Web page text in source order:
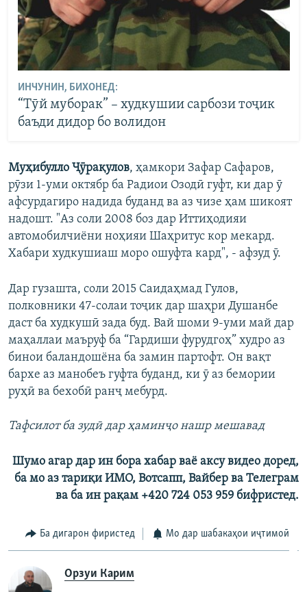
ИНЧУНИН, БИХОНЕД:
“Тӯй муборак” – худкушии сарбози тоҷик
баъди дидор бо волидон
Муҳибулло Ҷӯрақулов, ҳамкори Зафар Сафаров,
рӯзи 1-уми октябр ба Радиои Озодӣ гуфт, ки дар ӯ
афсурдагиро надида буданд ва аз чизе ҳам шикоят
надошт. "Аз соли 2008 боз дар Иттиҳодияи
автомобилчиёни ноҳияи Шаҳритус кор мекард.
Хабари худкушиаш моро ошуфта кард", - афзуд ӯ.
Дар гузашта, соли 2015 Саидаҳмад Гулов,
полковники 47-солаи тоҷик дар шаҳри Душанбе
даст ба худкушӣ зада буд. Вай шоми 9-уми май дар
маҳаллаи маъруф ба “Гардиши фурудгоҳ” худро аз
бинои баландошёна ба замин партофт. Он вақт
бархе аз манобеъ гуфта буданд, ки ӯ аз бемории
руҳӣ ва бехобӣ ранҷ мебурд.
Тафсилот ба зудӣ дар ҳаминҷо нашр мешавад
Шумо агар дар ин бора хабар ваё аксувидео доред,
ба мо аз тариқи ИМО, Вотсапп, Вайбер ва Телеграм
ва ба ин рақам +420 724 053 959 бифристед.
Ба дигарон фиристед Мо дар шабакаҳои иҷтимоӣ
Орзуи Карим